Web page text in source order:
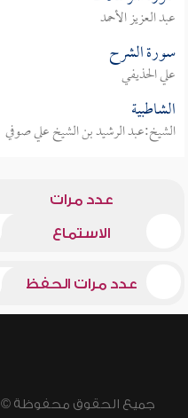
عبد العزيز الأحمد
سورة الشرح
علي الحذيفي
الشاطبية
الشيخ:عبد الرشيد بن الشيخ علي صوفي
عدد مرات
الاستماع
عدد مرات الحفظ
جميع الحقوق محفوظة © 2026 - 1998 لشبكة إسلام ويب